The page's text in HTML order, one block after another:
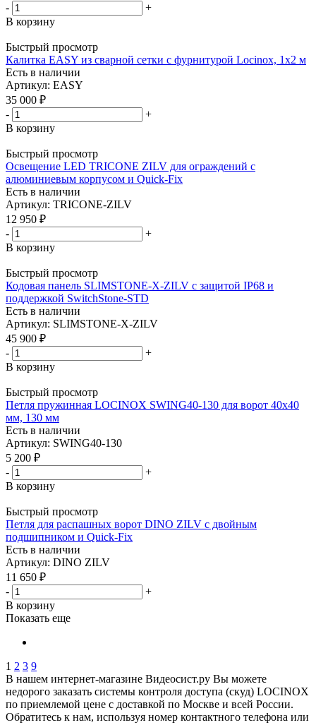
-
+
В корзину
Быстрый просмотр
Калитка EASY из сварной сетки с фурнитурой Locinox, 1x2 м
Есть в наличии
Артикул: EASY
35 000 ₽
-
+
В корзину
Быстрый просмотр
Освещение LED TRICONE ZILV для ограждений с
алюминиевым корпусом и Quick-Fix
Есть в наличии
Артикул: TRICONE-ZILV
12 950 ₽
-
+
В корзину
Быстрый просмотр
Кодовая панель SLIMSTONE-Х-ZILV с защитой IP68 и
поддержкой SwitchStone-STD
Есть в наличии
Артикул: SLIMSTONE-Х-ZILV
45 900 ₽
-
+
В корзину
Быстрый просмотр
Петля пружинная LOCINOX SWING40-130 для ворот 40x40
мм, 130 мм
Есть в наличии
Артикул: SWING40-130
5 200 ₽
-
+
В корзину
Быстрый просмотр
Петля для распашных ворот DINO ZILV с двойным
подшипником и Quick-Fix
Есть в наличии
Артикул: DINO ZILV
11 650 ₽
-
+
В корзину
Показать еще
1 2 3 9
В нашем интернет-магазине Видеосист.ру Вы можете
недорого заказать системы контроля доступа (скуд) LOCINOX
по приемлемой цене с доставкой по Москве и всей России.
Обратитесь к нам, используя номер контактного телефона или